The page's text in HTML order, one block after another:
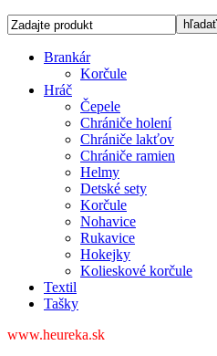
Brankár
Korčule
Hráč
Čepele
Chrániče holení
Chrániče lakťov
Chrániče ramien
Helmy
Detské sety
Korčule
Nohavice
Rukavice
Hokejky
Kolieskové korčule
Textil
Tašky
www.heureka.sk